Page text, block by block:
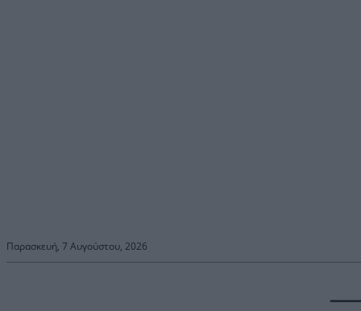
Παρασκευή, 7 Αυγούστου, 2026